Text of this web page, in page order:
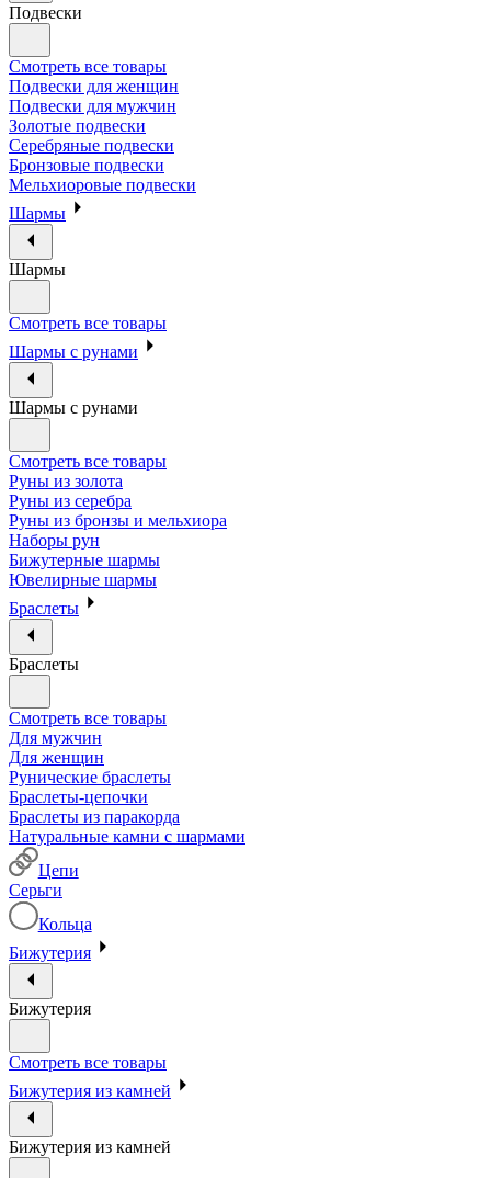
Подвески
Смотреть все товары
Подвески для женщин
Подвески для мужчин
Золотые подвески
Серебряные подвески
Бронзовые подвески
Мельхиоровые подвески
Шармы
Шармы
Смотреть все товары
Шармы с рунами
Шармы с рунами
Смотреть все товары
Руны из золота
Руны из серебра
Руны из бронзы и мельхиора
Наборы рун
Бижутерные шармы
Ювелирные шармы
Браслеты
Браслеты
Смотреть все товары
Для мужчин
Для женщин
Рунические браслеты
Браслеты-цепочки
Браслеты из паракорда
Натуральные камни с шармами
Цепи
Серьги
Кольца
Бижутерия
Бижутерия
Смотреть все товары
Бижутерия из камней
Бижутерия из камней